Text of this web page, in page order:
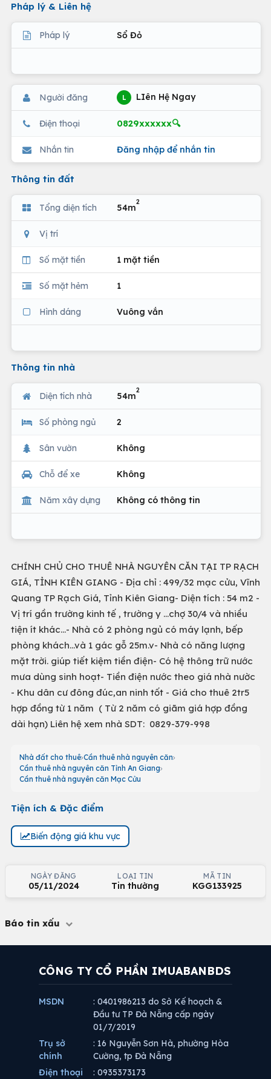
Pháp lý & Liên hệ
Pháp lý Sổ Đỏ
Người đăng L LIên Hệ Ngay
Điện thoại 0829xxxxxx🔍
Nhắn tin Đăng nhập để nhắn tin
Thông tin đất
Tổng diện tích 54m
2
Vị trí
Số mặt tiền 1 mặt tiền
Số mặt hẻm 1
Hình dáng Vuông vắn
Thông tin nhà
Diện tích nhà 54m
2
Số phòng ngủ 2
Sân vườn Không
Chỗ để xe Không
Năm xây dựng Không có thông tin
CHÍNH CHỦ CHO THUÊ NHÀ NGUYÊN CĂN TẠI TP RẠCH
GIÁ, TỈNH KIÊN GIANG - Địa chỉ : 499/32 mạc cửu, Vĩnh
Quang TP Rạch Giá, Tỉnh Kiên Giang- Diện tích : 54 m2 -
Vị trí gần trường kinh tế , trường y ...chợ 30/4 và nhiều
tiện ít khác...- Nhà có 2 phòng ngủ có máy lạnh, bếp
phòng khách...và 1 gác gỗ 25m.v- Nhà có năng lượng
mặt trời. giúp tiết kiệm tiền điện- Có hệ thông trữ nước
mưa dùng sinh hoạt- Tiền điện nước theo giá nhà nườc
- Khu dân cư đông đúc,an ninh tốt - Giá cho thuê 2tr5
hợp đồng từ 1 năm ( Từ 2 năm có giãm giá hợp đồng
dài hạn) Liên hệ xem nhà SDT: 0829-379-998
Nhà đất cho thuê Cần thuê nhà nguyên căn
Cần thuê nhà nguyên căn Tỉnh An Giang
Cần thuê nhà nguyên căn Mạc Cửu
Tiện ích & Đặc điểm
Biến động giá khu vực
NGÀY ĐĂNG
05/11/2024
LOẠI TIN
Tin thường
MÃ TIN
KGG133925
Báo tin xấu
CÔNG TY CỔ PHẦN IMUABANBDS
MSDN
: 0401986213 do Sở Kế hoạch &
Đầu tư TP Đà Nẵng cấp ngày
01/7/2019
Trụ sở
chính
: 16 Nguyễn Sơn Hà, phường Hòa
Cường, tp Đà Nẵng
Điện thoại
: 0935373173